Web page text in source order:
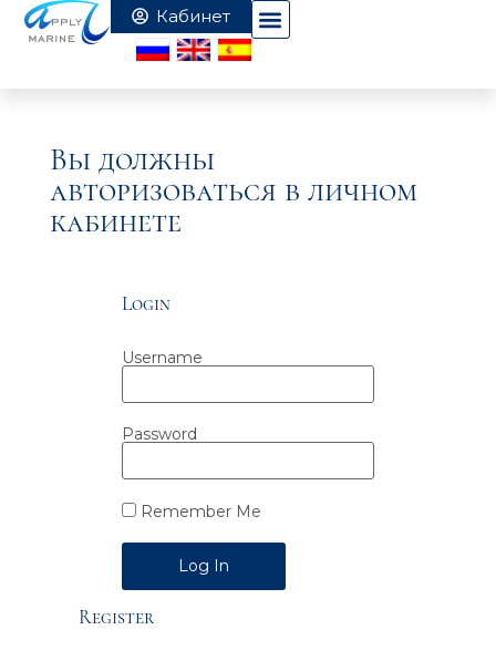
Вы должны
авторизоваться в личном
кабинете
Login
Username
Password
Remember Me
Alternative:
Register